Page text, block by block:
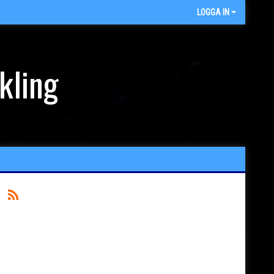
LOGGA IN